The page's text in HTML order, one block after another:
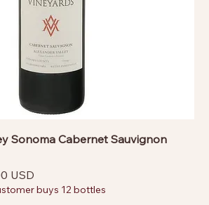
Sonoma Cabernet Sauvignon
scontato
USD
buys 12 bottles